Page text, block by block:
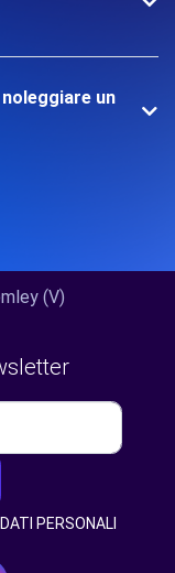
un
(V)
PERSONALI